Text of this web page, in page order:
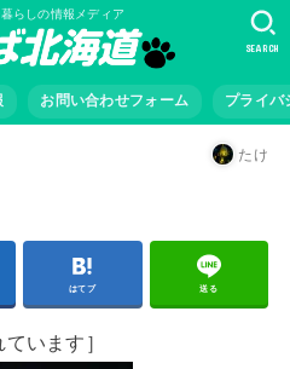
らしの情報メディア
お問い合わせフォーム プライバ
SEARCH
たけ
はてブ 送る
います］